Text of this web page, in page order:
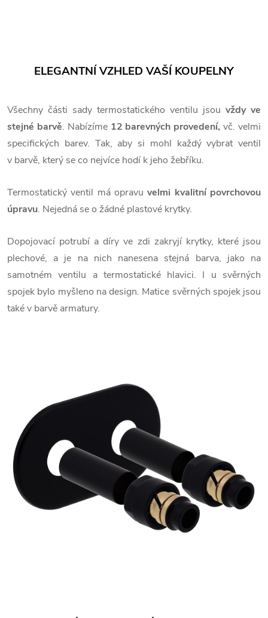
ELEGANTNÍ VZHLED VAŠÍ KOUPELNY
Všechny části sady termostatického ventilu jsou vždy ve
stejné barvě. Nabízíme 12 barevných provedení, vč. velmi
specifických barev. Tak, aby si mohl každý vybrat ventil
v barvě, který se co nejvíce hodí k jeho žebříku.
Termostatický ventil má opravuvelmi kvalitní povrchovou
úpravu. Nejedná se o žádné plastové krytky.
Dopojovací potrubí a díry ve zdi zakryjí krytky, které jsou
plechové, a je na nich nanesena stejná barva, jako na
samotném ventilu a termostatické hlavici. I u svěrných
spojek bylo myšleno na design. Matice svěrných spojek jsou
také v barvě armatury.